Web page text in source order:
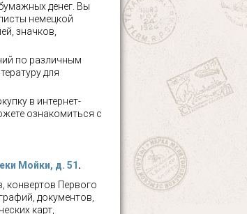
денег. Вы
немецкой
значков,
по различным
для
в интернет-
ознакомиться с
Мойки, д. 51 .
конвертов Первого
документов,
карт,